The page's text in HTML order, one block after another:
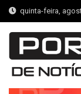
Skip
to
content
quinta-feira,
Notícias de